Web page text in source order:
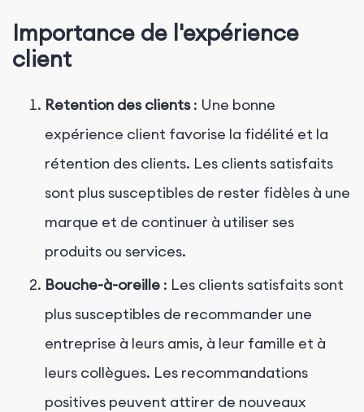
Importance de l'expérience
client
Retention des clients: Une bonne
expérience client favorise la fidélité et la
rétention des clients. Les clients satisfaits
sont plus susceptibles de rester fidèles à une
marque et de continuer à utiliser ses
produits ou services.
Bouche-à-oreille : Les clients satisfaits sont
plus susceptibles de recommander une
entreprise à leurs amis, à leur famille et à
leurs collègues. Les recommandations
positives peuvent attirer de nouveaux